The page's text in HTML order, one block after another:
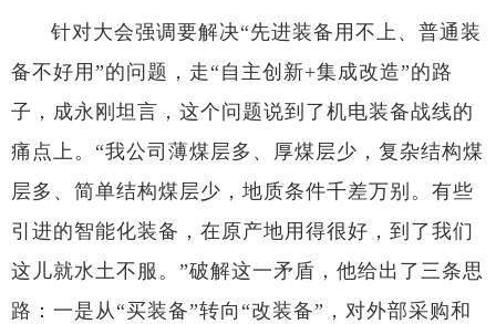
针对大会强调要解决“先进装备用不上、普通装
备不好用”的问题，走“自主创新+集成改造”的路
子，成永刚坦言，这个问题说到了机电装备战线的
痛点上。“我公司薄煤层多、厚煤层少，复杂结构煤
层多、简单结构煤层少，地质条件千差万别。有些
引进的智能化装备，在原产地用得很好，到了我们
这儿就水土不服。”破解这一矛盾，他给出了三条思
路：一是从“买装备”转向“改装备”，对外部采购和